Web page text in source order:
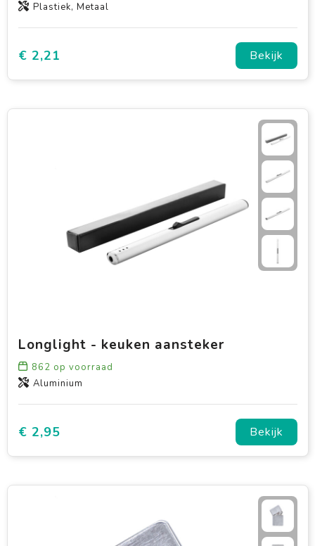
Plastiek, Metaal
€ 2,21 Bekijk
Longlight - keuken aansteker
862 op voorraad
Aluminium
€ 2,95 Bekijk